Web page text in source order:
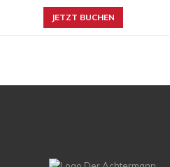
JETZT BUCHEN